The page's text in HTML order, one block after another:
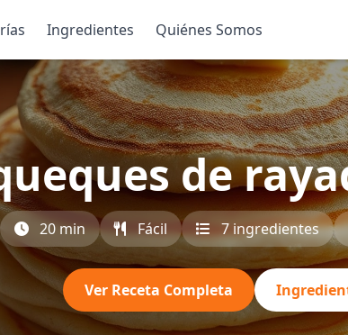
Ingredientes Quiénes Somos
de
20 min Fácil 7 ingredientes
Ver Receta Completa